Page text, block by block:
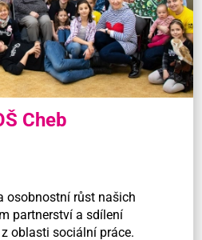
Cheb
osobnostní růst našich
partnerství a sdílení
oblasti sociální práce.